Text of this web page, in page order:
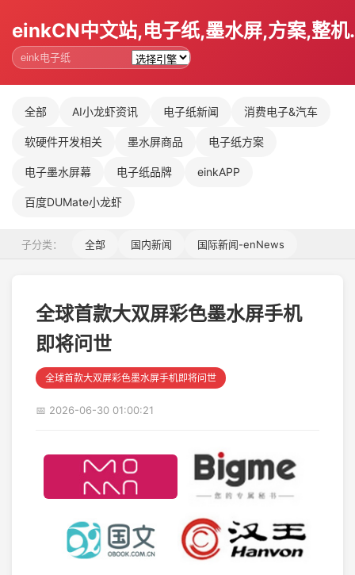
einkCN中文站,电子纸,墨水屏,方案,整机.
全部 AI小龙虾资讯 电子纸新闻 消费电子&汽车
软硬件开发相关 墨水屏商品 电子纸方案
电子墨水屏幕 电子纸品牌 einkAPP
百度DUMate小龙虾
子分类： 全部 国内新闻 国际新闻-enNews
全球首款大双屏彩色墨水屏手机
即将问世
全球首款大双屏彩色墨水屏手机即将问世
📅 2026-06-30 01:00:21